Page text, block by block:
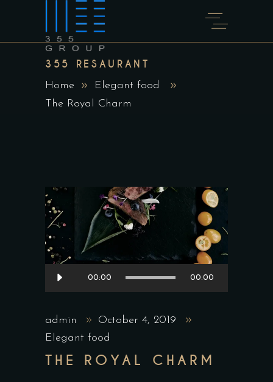
355 RESAURANT
Home
Elegant food
The Royal Charm
Audio
Player
00:00 00:00
admin
October 4, 2019
Elegant food
THE ROYAL CHARM